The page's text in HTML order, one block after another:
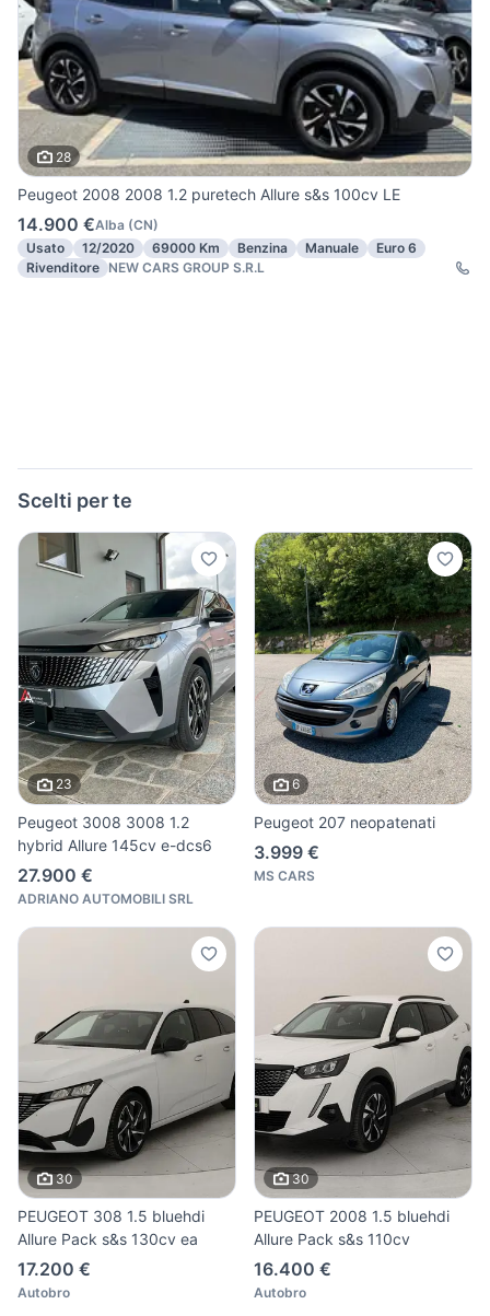
28
Peugeot 2008 2008 1.2 puretech Allure s&s 100cv LE
14.900 €Alba (CN)
Usato
12/2020 69000 Km Benzina Manuale
Euro 6
Rivenditore NEW CARS GROUP S.R.L
Scelti per te
23
Peugeot 3008 3008 1.2
hybrid Allure 145cv e-dcs6
27.900 €
ADRIANO AUTOMOBILI SRL
6
Peugeot 207 neopatenati
3.999 €
MS CARS
30
PEUGEOT 308 1.5 bluehdi
Allure Pack s&s 130cv ea
17.200 €
Autobro
30
PEUGEOT 2008 1.5 bluehdi
Allure Pack s&s 110cv
16.400 €
Autobro